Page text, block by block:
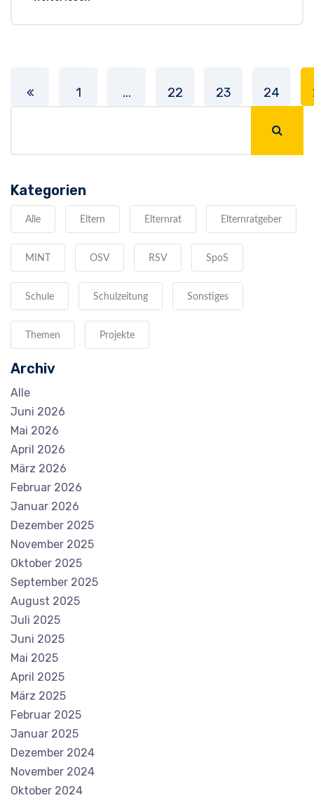
1 ... 22 23 24
Kategorien
Alle Eltern Elternrat Elternratgeber
MINT OSV RSV SpoS
Schule Schulzeitung Sonstiges
Themen Projekte
Archiv
Alle
Juni 2026
Mai 2026
April 2026
März 2026
Februar 2026
Januar 2026
Dezember 2025
November 2025
Oktober 2025
September 2025
August 2025
Juli 2025
Juni 2025
Mai 2025
April 2025
März 2025
Februar 2025
Januar 2025
Dezember 2024
November 2024
Oktober 2024